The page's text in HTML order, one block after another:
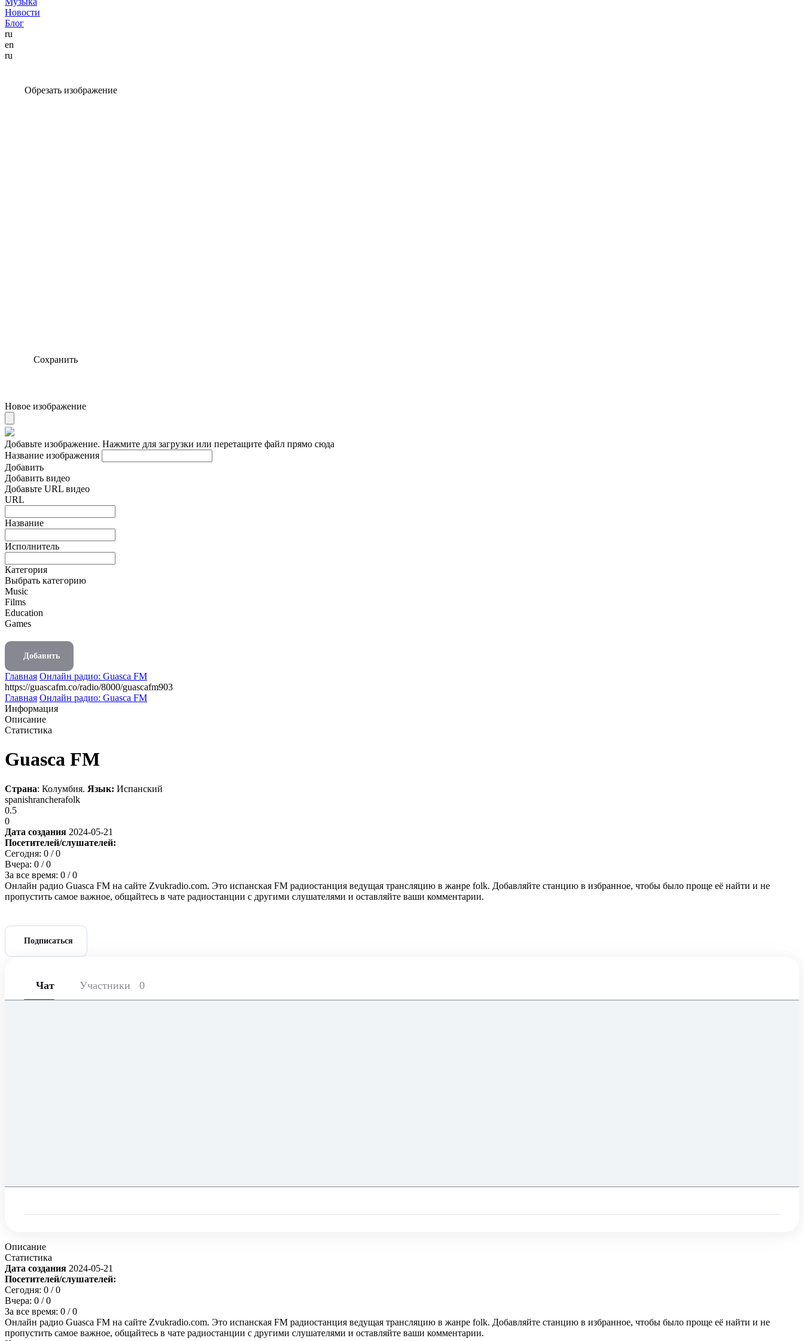
Новости
Блог
ru
en
ru
Обрезать изображение
Сохранить
Новое изображение
Добавьте изображение. Нажмите для загрузки или перетащите файл прямо сюда
Название изображения
Добавить
Добавить видео
Добавьте URL видео
URL
Название
Исполнитель
Категория
Выбрать категорию
Music
Films
Education
Games
Добавить
Главная Онлайн радио: Guasca FM
https://guascafm.co/radio/8000/guascafm903
Главная Онлайн радио: Guasca FM
Информация
Описание
Статистика
Guasca FM
Страна: Колумбия. Язык: Испанский
spanishrancherafolk
0.5
0
Дата создания 2024-05-21
Посетителей/слушателей:
Сегодня: 0 / 0
Вчера: 0 / 0
За все время: 0 / 0
Онлайн радио Guasca FM на сайте Zvukradio.com. Это испанская FM радиостанция ведущая трансляцию в жанре folk. Добавляйте станцию в избранное, чтобы было проще её найти и не
пропустить самое важное, общайтесь в чате радиостанции с другими слушателями и оставляйте ваши комментарии.
Подписаться
Чат Участники 0
Описание
Статистика
Дата создания 2024-05-21
Посетителей/слушателей:
Сегодня: 0 / 0
Вчера: 0 / 0
За все время: 0 / 0
Онлайн радио Guasca FM на сайте Zvukradio.com. Это испанская FM радиостанция ведущая трансляцию в жанре folk. Добавляйте станцию в избранное, чтобы было проще её найти и не
пропустить самое важное, общайтесь в чате радиостанции с другими слушателями и оставляйте ваши комментарии.